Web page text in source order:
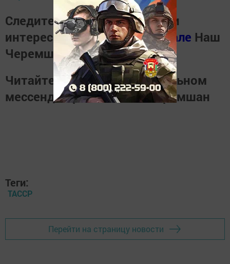
Следите за самым важным и
интересным вТелеграм канале Наш
Черемшан
Читайте новости в национальном
мессенджереMАХНаш Черемшан
Теги:
ТАССР
Перейти на страницу новости